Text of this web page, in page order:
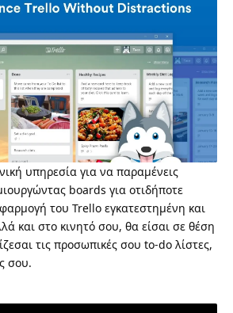
υπηρεσία για να παραμένεις
boards για οτιδήποτε
του Trello εγκατεστημένη και
και στο κινητό σου, θα είσαι σε θέση
τις προσωπικές σου to-do λίστες,
σου.